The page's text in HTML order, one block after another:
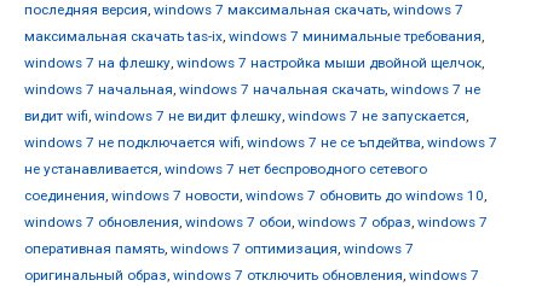
последняя версия, windows 7 максимальная скачать, windows 7
максимальная скачать tas-ix, windows 7 минимальные требования,
windows 7 на флешку, windows 7 настройка мыши двойной щелчок,
windows 7 начальная, windows 7 начальная скачать, windows 7 не
видит wifi, windows 7 не видит флешку, windows 7 не запускается,
windows 7 не подключается wifi, windows 7 не се ъпдейтва, windows 7
не устанавливается, windows 7 нет беспроводного сетевого
соединения, windows 7 новости, windows 7 обновить до windows 10,
windows 7 обновления, windows 7 обои, windows 7 образ, windows 7
оперативная память, windows 7 оптимизация, windows 7
оригинальный образ, windows 7 отключить обновления, windows 7